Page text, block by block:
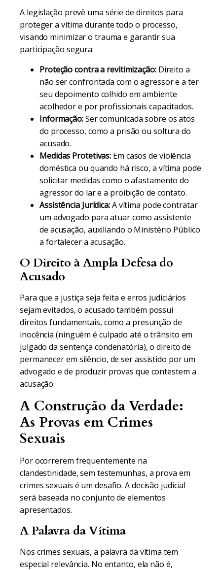
A legislação prevê uma série de direitos para
proteger a vítima durante todo o processo,
visando minimizar o trauma e garantir sua
participação segura:
Proteção contra a revitimização:Direito a
não ser confrontada com o agressor e a ter
seu depoimento colhido em ambiente
acolhedor e por profissionais capacitados.
Informação:Ser comunicada sobre os atos
do processo, como a prisão ou soltura do
acusado.
Medidas Protetivas: Em casos de violência
doméstica ou quando há risco, a vítima pode
solicitar medidas como o afastamento do
agressor do lar e a proibição de contato.
Assistência Jurídica:A vítima pode contratar
um advogado para atuar como assistente
de acusação, auxiliando o Ministério Público
a fortalecer a acusação.
O Direito à Ampla Defesa do
Acusado
Para que a justiça seja feita e erros judiciários
sejam evitados, o acusado também possui
direitos fundamentais, como a presunção de
inocência (ninguém é culpado até o trânsito em
julgado da sentença condenatória), o direito de
permanecer em silêncio, de ser assistido por um
advogado e de produzir provas que contestem a
acusação.
A Construção da Verdade:
As Provas em Crimes
Sexuais
Por ocorrerem frequentemente na
clandestinidade, sem testemunhas, a prova em
crimes sexuais é um desafio. A decisão judicial
será baseada no conjunto de elementos
apresentados.
A Palavra da Vítima
Nos crimes sexuais, a palavra da vítima tem
especial relevância. No entanto, ela não é,